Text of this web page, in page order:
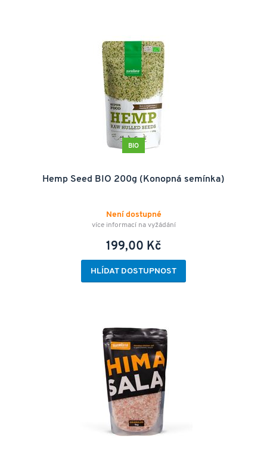
BIO
Hemp Seed BIO 200g (Konopná semínka)
Není dostupné
více informací na vyžádání
199,00 Kč
HLÍDAT DOSTUPNOST